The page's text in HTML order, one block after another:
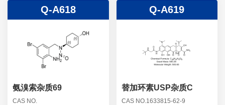
头孢地嗪钠杂质
头孢噻肟杂质
头孢曲松钠杂质
头孢他美酯杂质
青霉素杂质
头孢羟氨苄杂质
克拉霉素杂质
螺旋霉素杂质
克拉维酸钾杂质
卡络磺钠杂质
替加环素杂质
土霉素杂质
Q-A618
氨溴索杂质69
CAS NO.
Q-A619
替加环素USP杂质C
CAS NO.1633815-62-9